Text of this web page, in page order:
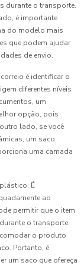
durante o transporte.
é importante
do modelo mais
que podem ajudar
de envio.
é identificar o
diferentes níveis
um
opção, pois
lado, se você
um saco
uma camada
É
ao
permitir que o item
o transporte.
o produto
Portanto, é
um saco que ofereça